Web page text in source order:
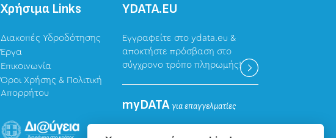
Χρήσιμα Links
Διακοπές Υδροδότησης
Έργα
Επικοινωνία
Όροι Χρήσης & Πολιτική
Απορρήτου
ΥDATA.EU
Εγγραφείτε στο ydata.eu &
αποκτήστε πρόσβαση στο
σύγχρονο τρόπο πληρωμής!
myDATAγια επαγγελματίες
Καταχώρηση δεδομένων